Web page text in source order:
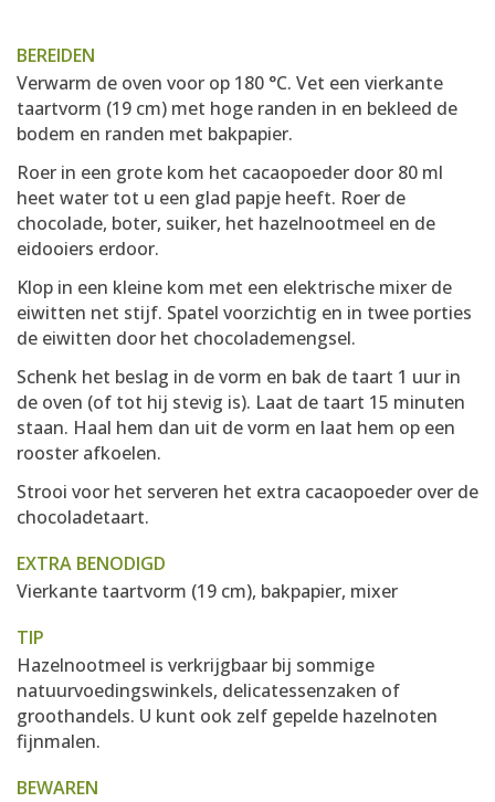
BEREIDEN
Verwarm de oven voor op 180 °C. Vet een vierkante
taartvorm (19 cm) met hoge randen in en bekleed de
bodem en randen met bakpapier.
Roer in een grote kom het cacaopoeder door 80 ml
heet water tot u een glad papje heeft. Roer de
chocolade, boter, suiker, het hazelnootmeel en de
eidooiers erdoor.
Klop in een kleine kom met een elektrische mixer de
eiwitten net stijf. Spatel voorzichtig en in twee porties
de eiwitten door het chocolademengsel.
Schenk het beslag in de vorm en bak de taart 1 uur in
de oven (of tot hij stevig is). Laat de taart 15 minuten
staan. Haal hem dan uit de vorm en laat hem op een
rooster afkoelen.
Strooi voor het serveren het extra cacaopoeder over de
chocoladetaart.
EXTRA BENODIGD
Vierkante taartvorm (19 cm), bakpapier, mixer
TIP
Hazelnootmeel is verkrijgbaar bij sommige
natuurvoedingswinkels, delicatessenzaken of
groothandels. U kunt ook zelf gepelde hazelnoten
fijnmalen.
BEWAREN